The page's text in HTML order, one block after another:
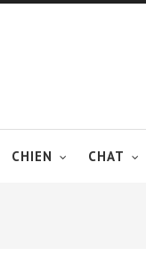
CHIEN CHAT